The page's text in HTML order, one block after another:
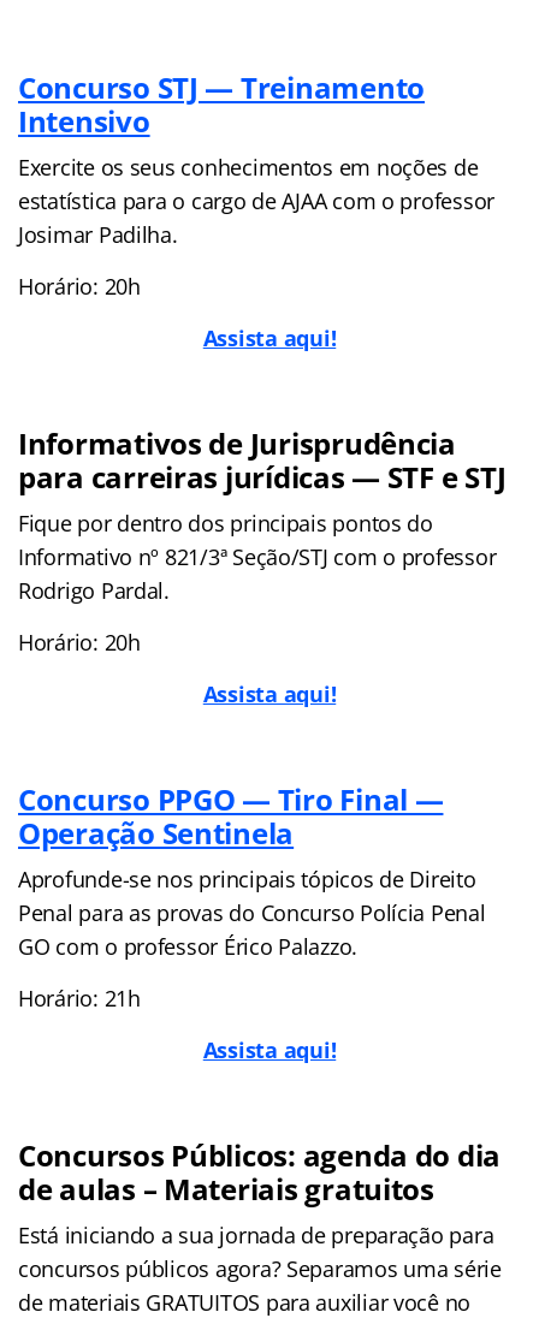
Concurso STJ — Treinamento
Intensivo
Exercite os seus conhecimentos em noções de
estatística para o cargo de AJAA com o professor
Josimar Padilha.
Horário: 20h
Assista aqui!
Informativos de Jurisprudência
para carreiras jurídicas — STF e STJ
Fique por dentro dos principais pontos do
Informativo nº 821/3ª Seção/STJ com o professor
Rodrigo Pardal.
Horário: 20h
Assista aqui!
Concurso PPGO — Tiro Final —
Operação Sentinela
Aprofunde-se nos principais tópicos de Direito
Penal para as provas do Concurso Polícia Penal
GO com o professor Érico Palazzo.
Horário: 21h
Assista aqui!
Concursos Públicos: agenda do dia
de aulas – Materiais gratuitos
Está iniciando a sua jornada de preparação para
concursos públicos agora? Separamos uma série
de materiais GRATUITOS para auxiliar você no